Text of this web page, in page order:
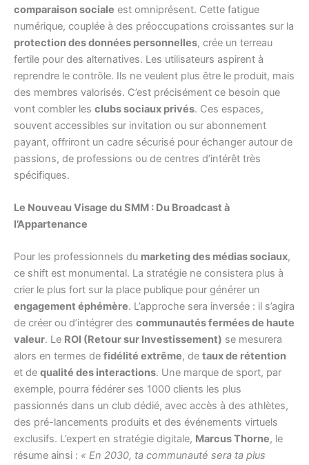
comparaison sociale est omniprésent. Cette fatigue
numérique, couplée à des préoccupations croissantes sur la
protection des données personnelles, crée un terreau
fertile pour des alternatives. Les utilisateurs aspirent à
reprendre le contrôle. Ils ne veulent plus être le produit, mais
des membres valorisés. C’est précisément ce besoin que
vont combler les clubs sociaux privés. Ces espaces,
souvent accessibles sur invitation ou sur abonnement
payant, offriront un cadre sécurisé pour échanger autour de
passions, de professions ou de centres d’intérêt très
spécifiques.
Le Nouveau Visage du SMM : Du Broadcast à
l’Appartenance
Pour les professionnels du marketing des médias sociaux,
ce shift est monumental. La stratégie ne consistera plus à
crier le plus fort sur la place publique pour générer un
engagement éphémère. L’approche sera inversée : il s’agira
de créer ou d’intégrer des communautés fermées de haute
valeur. Le ROI (Retour sur Investissement) se mesurera
alors en termes de fidélité extrême, de taux de rétention
et de qualité des interactions. Une marque de sport, par
exemple, pourra fédérer ses 1000 clients les plus
passionnés dans un club dédié, avec accès à des athlètes,
des pré-lancements produits et des événements virtuels
exclusifs. L’expert en stratégie digitale, Marcus Thorne, le
résume ainsi : « En 2030, ta communauté sera ta plus